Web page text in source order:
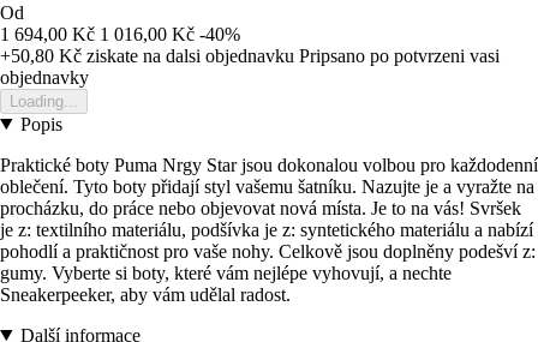
Od
1 694,00 Kč 1 016,00 Kč -40%
+50,80 Kč ziskate na dalsi objednavku Pripsano po potvrzeni vasi
objednavky
Loading...
Popis
Praktické boty Puma Nrgy Star jsou dokonalou volbou pro každodenní
oblečení. Tyto boty přidají styl vašemu šatníku. Nazujte je a vyražte na
procházku, do práce nebo objevovat nová místa. Je to na vás! Svršek
je z: textilního materiálu, podšívka je z: syntetického materiálu a nabízí
pohodlí a praktičnost pro vaše nohy. Celkově jsou doplněny podešví z:
gumy. Vyberte si boty, které vám nejlépe vyhovují, a nechte
Sneakerpeeker, aby vám udělal radost.
Další informace